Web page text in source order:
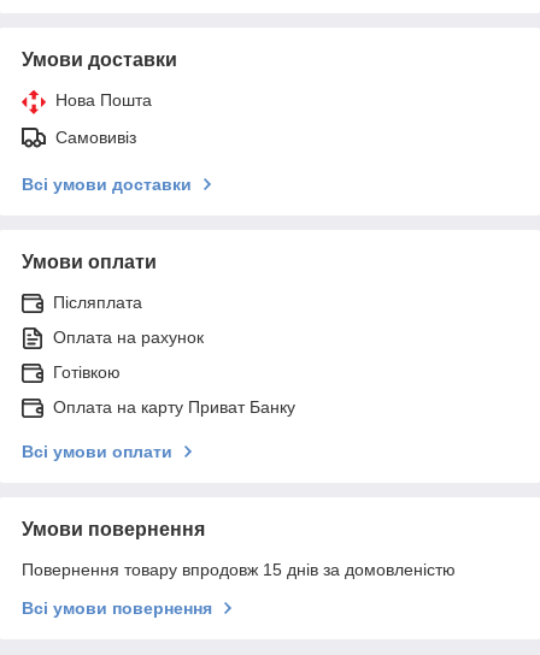
Умови доставки
Нова Пошта
Самовивіз
Всі умови доставки
Умови оплати
Післяплата
Оплата на рахунок
Готівкою
Оплата на карту Приват Банку
Всі умови оплати
Умови повернення
Повернення товару впродовж 15 днів за домовленістю
Всі умови повернення